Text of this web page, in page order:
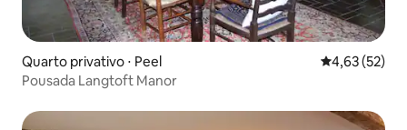
Quarto privativo ⋅ Peel 4,63 de uma
4,63 (52)
Pousada Langtoft Manor